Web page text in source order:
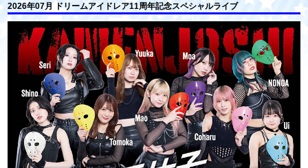
2026年07月 ドリームアイドレア11周年記念スペシャルライブ